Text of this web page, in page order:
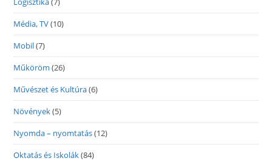
Média, TV(10)
Mobil(7)
Műköröm (26)
Művészet és Kultúra(6)
Növények(5)
Nyomda – nyomtatás(12)
Oktatás és Iskolák(84)